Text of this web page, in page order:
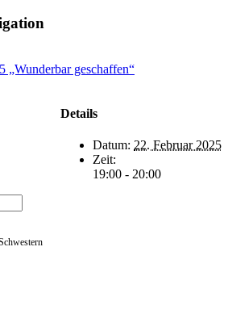
„Wunderbar geschaffen“
Details
Datum: 22. Februar 2025
Zeit:
19:00 - 20:00